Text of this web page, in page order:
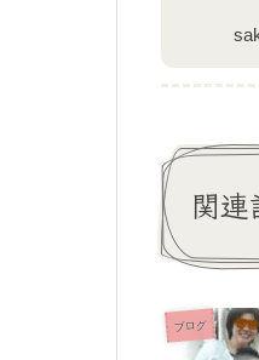
関連
ブログ